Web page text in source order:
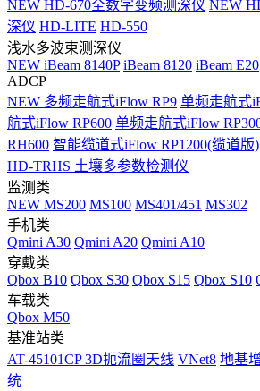
NEW HD-670全数字变频测深仪 NEW
深仪 HD-LITE HD-550
浅水多波束测深仪
NEW iBeam 8140P iBeam 8120 iBeam E20
ADCP
NEW 多频走航式iFlow RP9 单频走航式
航式iFlow RP600 单频走航式iFlow
RH600 智能缆道式iFlow RP1200(缆道版)
HD-TRHS 土壤多参数检测仪
监测类
NEW MS200 MS100 MS401/451 MS302
手机类
Qmini A30 Qmini A20 Qmini A10
穿戴类
Qbox B10 Qbox S30 Qbox S15 Qbox S10
车载类
Qbox M50
基准站类
AT-45101CP 3D扼流圈天线 VNet8 地基
统